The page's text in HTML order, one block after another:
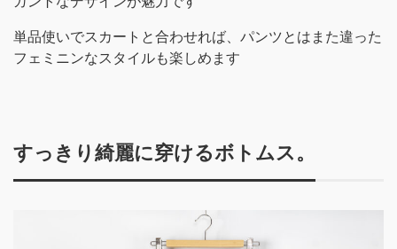
単品使いでスカートと合わせれば、パンツとはまた違った
フェミニンなスタイルも楽しめます
すっきり綺麗に穿けるボトムス。